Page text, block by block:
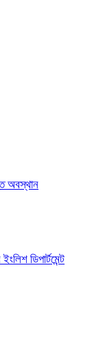
অবস্থান
ডিপার্টমেন্ট